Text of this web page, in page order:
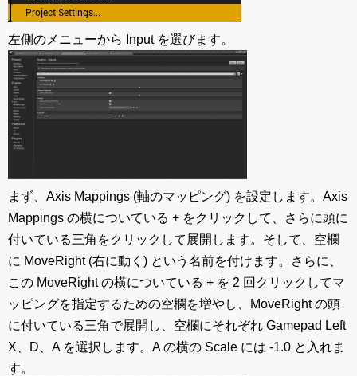
左側のメニューから Input を選びます。
まず、Axis Mappings (軸のマッピング) を設定します。Axis
Mappings の横についている + をクリックして、さらに頭に
付いている三角をクリックして展開します。そして、空欄
に MoveRight (右に動く) という名前を付けます。さらに、
この MoveRight の横についている + を 2 回クリックしてマ
ッピングを指定するための空欄を増やし、MoveRight の頭
に付いている三角で展開し、空欄にそれぞれ Gamepad Left
X、D、A を選択します。A の横の Scale には -1.0 と入れま
す。